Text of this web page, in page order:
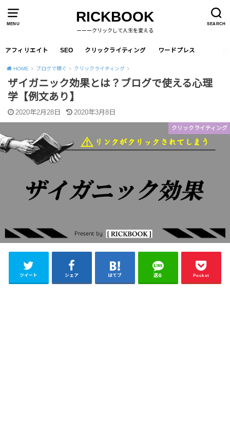
MENU SEARCH
RICKBOOK
ーーークリックして人生を変える
アフィリエイト SEO クリックライティング ワードプレス
HOME ブログで稼ぐ クリックライティング
ザイガニック効果とは？ブログで使える心理
学【例文あり】
2020年2月28日 2020年3月8日
クリックライティング
ツイート シェア はてブ 送る Pocket